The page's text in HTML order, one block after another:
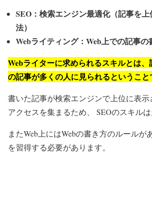
SEO：検索エンジン最適化（記事を
法）
Webライティング：Web上での記事
Webライターに求められるスキルとは
の記事が多くの人に見られるということ
書いた記事が検索エンジンで上位に表
アクセスを集まるため、 SEOのスキルは
またWeb上にはWebの書き方のルールが
を習得する必要があります。